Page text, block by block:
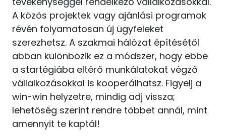
A közös projektek vagy ajánlási programok
révén folyamatosan új ügyfeleket
szerezhetsz. A szakmai hálózat építésétől
abban különbözik ez a módszer, hogy ebbe
a startégiába eltérő munkálatokat végző
vállalkozásokkal is kooperálhatsz. Figyelj a
win-win helyzetre, mindig adj vissza;
lehetőség szerint rendre többet annál, mint
amennyit te kaptál!